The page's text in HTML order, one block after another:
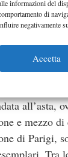
informazioni del
di
negativamente
Accetta
è stata
ed è
l’ha
da ogni
all’asta,
e mezzo
di Parigi,
Tra